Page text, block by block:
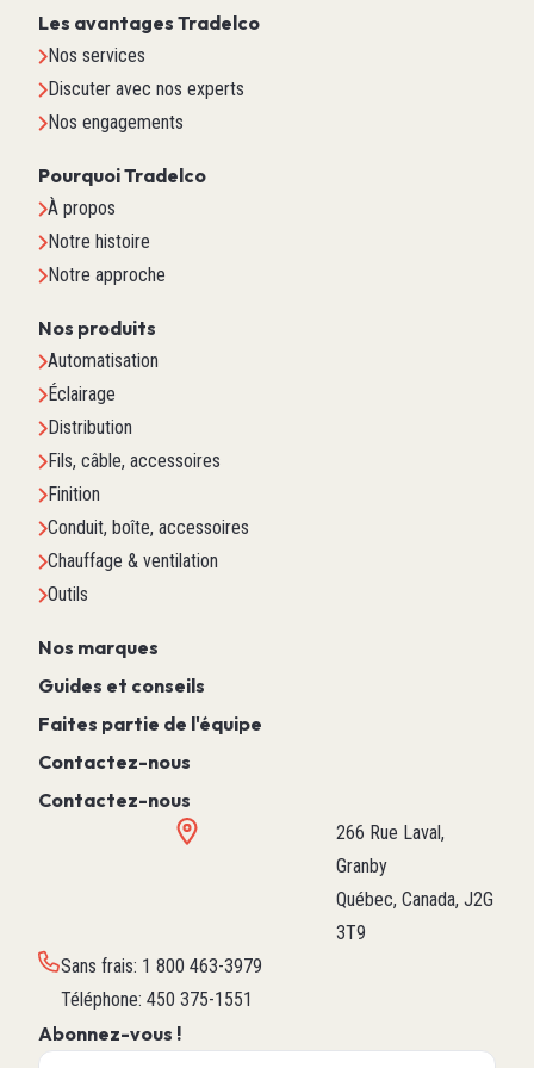
Les avantages Tradelco
Nos services
Discuter avec nos experts
Nos engagements
Pourquoi Tradelco
À propos
Notre histoire
Notre approche
Nos produits
Automatisation
Éclairage
Distribution
Fils, câble, accessoires
Finition
Conduit, boîte, accessoires
Chauffage & ventilation
Outils
Nos marques
Guides et conseils
Faites partie de l'équipe
Contactez-nous
Contactez-nous
266 Rue Laval,
Granby
Québec, Canada, J2G
3T9
Sans frais: 1 800 463-3979
Téléphone: 450 375-1551
Abonnez-vous !